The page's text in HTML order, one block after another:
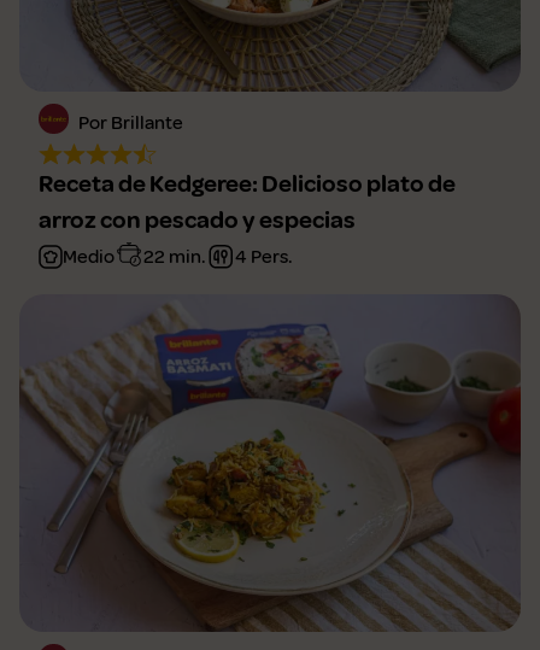
Por Brillante
Receta de Kedgeree: Delicioso plato de
arroz con pescado y especias
Medio 22 min. 4 Pers.